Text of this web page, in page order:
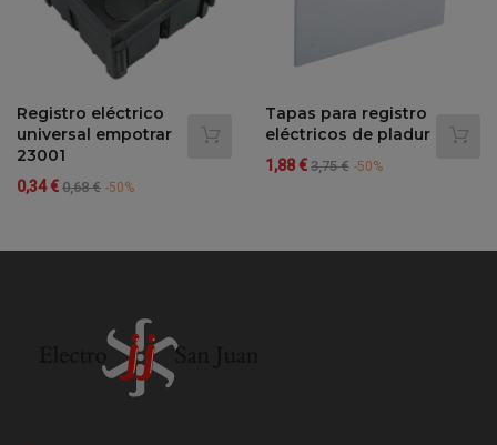
Registro eléctrico
universal empotrar
23001
Precio
0,34 €Precio
0,68 € -50%
Tapas para registro
eléctricos de pladur
Precio
1,88 €Precio
3,75 € -50%